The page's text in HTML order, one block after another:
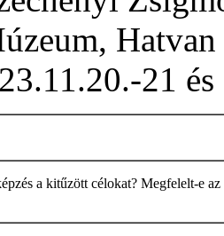
Hatvan
21
a kitűzött célokat? Megfelelt-e az